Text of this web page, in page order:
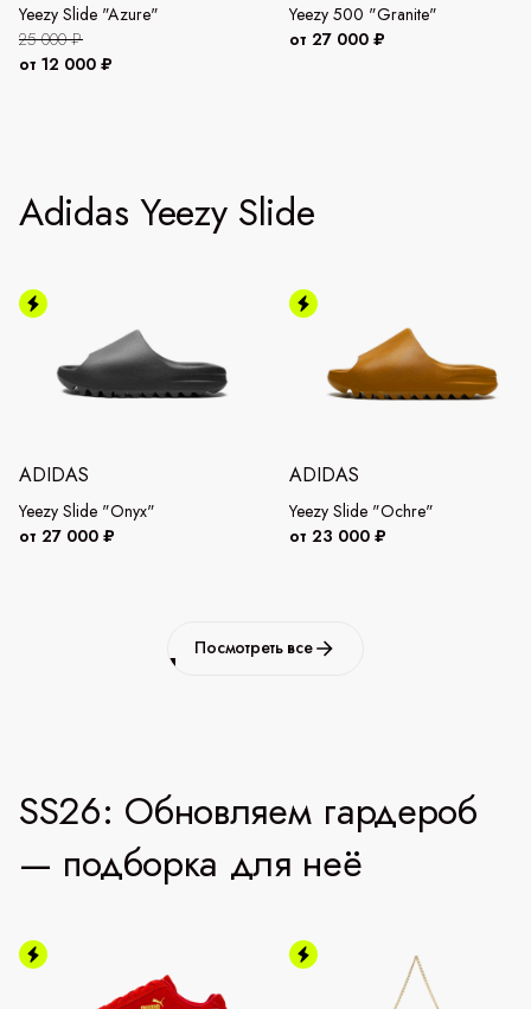
Yeezy Slide "Azure"
25 000 ₽
от 12 000 ₽
Yeezy 500 "Granite"
от 27 000 ₽
Adidas Yeezy Slide
ADIDAS
Yeezy Slide "Onyx"
от 27 000 ₽
ADIDAS
Yeezy Slide "Ochre"
от 23 000 ₽
Посмотреть все
SS26: Обновляем гардероб
— подборка для неё